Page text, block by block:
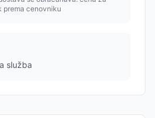
prema cenovniku
služba